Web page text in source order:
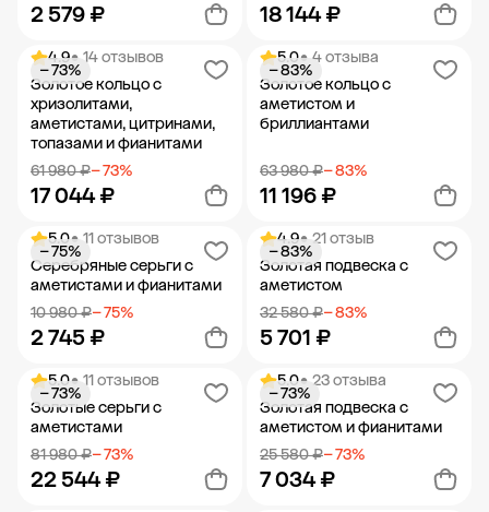
2 579 ₽
Добавить в корзину
18 144 ₽
Добавить в корзину
4.9• 14 отзывов
Золотое кольцо с
хризолитами,
аметистами, цитринами,
топазами и фианитами
61 980 ₽− 73%
17 044 ₽
− 73%
Добавить в корзину
5.0• 4 отзыва
Золотое кольцо с
аметистом и
бриллиантами
63 980 ₽− 83%
11 196 ₽
− 83%
Добавить в корзину
5.0• 11 отзывов
Серебряные серьги с
аметистами и фианитами
10 980 ₽− 75%
2 745 ₽
− 75%
Добавить в корзину
4.9• 21 отзыв
Золотая подвеска с
аметистом
32 580 ₽− 83%
5 701 ₽
− 83%
Добавить в корзину
5.0• 11 отзывов
Золотые серьги с
аметистами
81 980 ₽− 73%
22 544 ₽
− 73%
5.0• 23 отзыва
Золотая подвеска с
аметистом и фианитами
25 580 ₽− 73%
7 034 ₽
− 73%